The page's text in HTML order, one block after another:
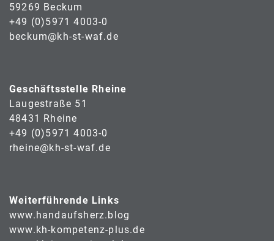
59269 Beckum
+49 (0)5971 4003-0
beckum@kh-st-waf.de
Geschäftsstelle Rheine
Laugestraße 51
48431 Rheine
+49 (0)5971 4003-0
rheine@kh-st-waf.de
Weiterführende Links
www.handaufsherz.blog
www.kh-kompetenz-plus.de